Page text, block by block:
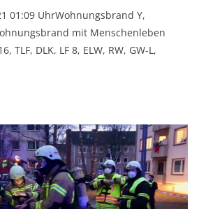
01:09 UhrWohnungsbrand Y,
mit Menschenleben
TLF, DLK, LF 8, ELW, RW, GW-L,